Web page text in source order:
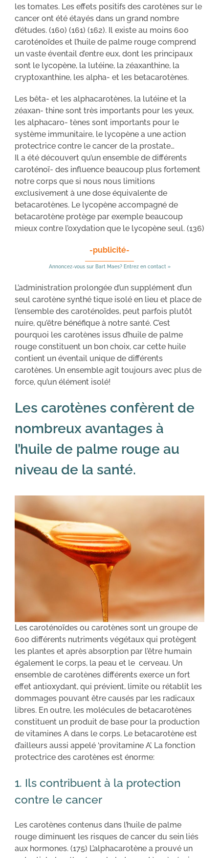
les tomates. Les effets positifs des carotènes sur le
cancer ont été étayés dans un grand nombre
d’études. (160) (161) (162). Il existe au moins 600
caroténoïdes et l’huile de palme rouge comprend
un vaste éventail d’entre eux, dont les principaux
sont le lycopène, la lutéine, la zéaxanthine, la
cryptoxanthine, les alpha- et les betacarotènes.
Les bêta- et les alphacarotènes, la lutéine et la
zéaxan- thine sont très importants pour les yeux,
les alphacaro- tènes sont importants pour le
système immunitaire, le lycopène a une action
protectrice contre le cancer de la prostate…
Il a été découvert qu’un ensemble de différents
caroténoï- des influence beaucoup plus fortement
notre corps que si nous nous limitions
exclusivement à une dose équivalente de
betacarotènes. Le lycopène accompagné de
betacarotène protège par exemple beaucoup
mieux contre l’oxydation que le lycopène seul. (136)
-publicité-
Annoncez-vous sur Bart Maes? Entrez en contact »
L’administration prolongée d’un supplément d’un
seul carotène synthé tique isolé en lieu et place de
l’ensemble des caroténoïdes, peut parfois plutôt
nuire, qu’être bénéfique à notre santé. C’est
pourquoi les carotènes issus d’huile de palme
rouge constituent un bon choix, car cette huile
contient un éventail unique de différents
carotènes. Un ensemble agit toujours avec plus de
force, qu’un élément isolé!
Les carotènes confèrent de
nombreux avantages à
l’huile de palme rouge au
niveau de la santé.
Les caroténoïdes ou carotènes sont un groupe de
600 différents nutriments végétaux qui protègent
les plantes et après absorption par l’être humain
également le corps, la peau et le cerveau. Un
ensemble de carotènes différents exerce un fort
effet antioxydant, qui prévient, limite ou rétablit les
dommages pouvant être causés par les radicaux
libres. En outre, les molécules de betacarotènes
constituent un produit de base pour la production
de vitamines A dans le corps. Le betacarotène est
d’ailleurs aussi appelé ‘provitamine A’. La fonction
protectrice des carotènes est énorme:
1. Ils contribuent à la protection
contre le cancer
Les carotènes contenus dans l’huile de palme
rouge diminuent les risques de cancer du sein liés
aux hormones. (175) L’alphacarotène a prouvé un